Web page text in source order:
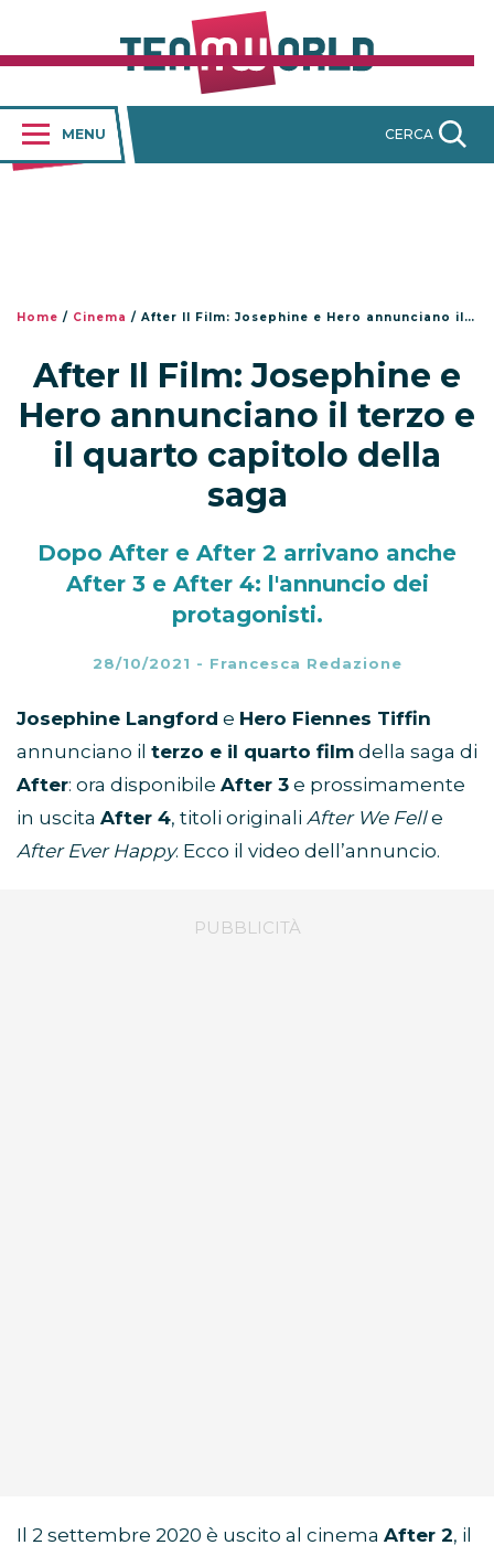
MENU CERCA
Home / Cinema / After Il Film: Josephine e Hero annunciano il terzo e il quarto capitolo della saga
After Il Film: Josephine e
Hero annunciano il terzo e
il quarto capitolo della
saga
Dopo After e After 2 arrivano anche
After 3 e After 4: l'annuncio dei
protagonisti.
28/10/2021 - Francesca Redazione
Josephine Langford e Hero Fiennes Tiffin
annunciano il terzo e il quarto film della saga di
After: ora disponibile After 3 e prossimamente
in uscita After 4, titoli originali After We Felle
After Ever Happy. Ecco il video dell’annuncio.
Il 2 settembre 2020 è uscito al cinema After 2, il